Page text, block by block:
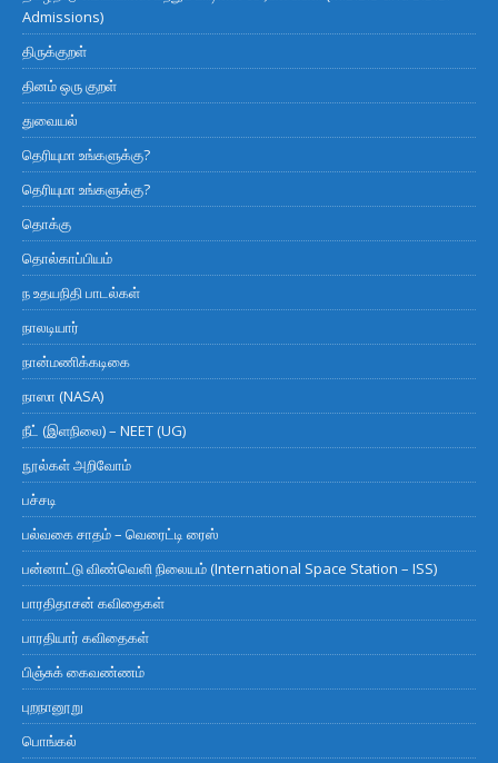
Admissions)
திருக்குறள்
தினம் ஒரு குறள்
துவையல்
தெரியுமா உங்களுக்கு?
தெரியுமா உங்களுக்கு?
தொக்கு
தொல்காப்பியம்
ந உதயநிதி பாடல்கள்
நாலடியார்
நான்மணிக்கடிகை
நாஸா (NASA)
நீட் (இளநிலை) – NEET (UG)
நூல்கள் அறிவோம்
பச்சடி
பல்வகை சாதம் – வெரைட்டி ரைஸ்
பன்னாட்டு விண்வெளி நிலையம் (International Space Station – ISS)
பாரதிதாசன் கவிதைகள்
பாரதியார் கவிதைகள்
பிஞ்சுக் கைவண்ணம்
புறநானூறு
பொங்கல்